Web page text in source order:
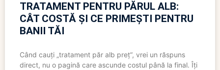
TRATAMENT PENTRU PĂRUL ALB:
CÂT COSTĂ ȘI CE PRIMEȘTI PENTRU
BANII TĂI
Când cauți „tratament păr alb preț”, vrei un răspuns
direct, nu o pagină care ascunde costul până la final. Îți